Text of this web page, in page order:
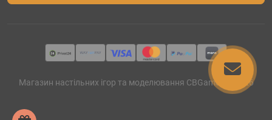
Магазин настільних ігор та моделювання CBGames © 2026